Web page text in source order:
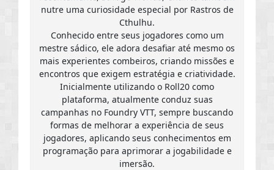
nutre uma curiosidade especial por Rastros de
Cthulhu.
Conhecido entre seus jogadores como um
mestre sádico, ele adora desafiar até mesmo os
mais experientes combeiros, criando missões e
encontros que exigem estratégia e criatividade.
Inicialmente utilizando o Roll20 como
plataforma, atualmente conduz suas
campanhas no Foundry VTT, sempre buscando
formas de melhorar a experiência de seus
jogadores, aplicando seus conhecimentos em
programação para aprimorar a jogabilidade e
imersão.